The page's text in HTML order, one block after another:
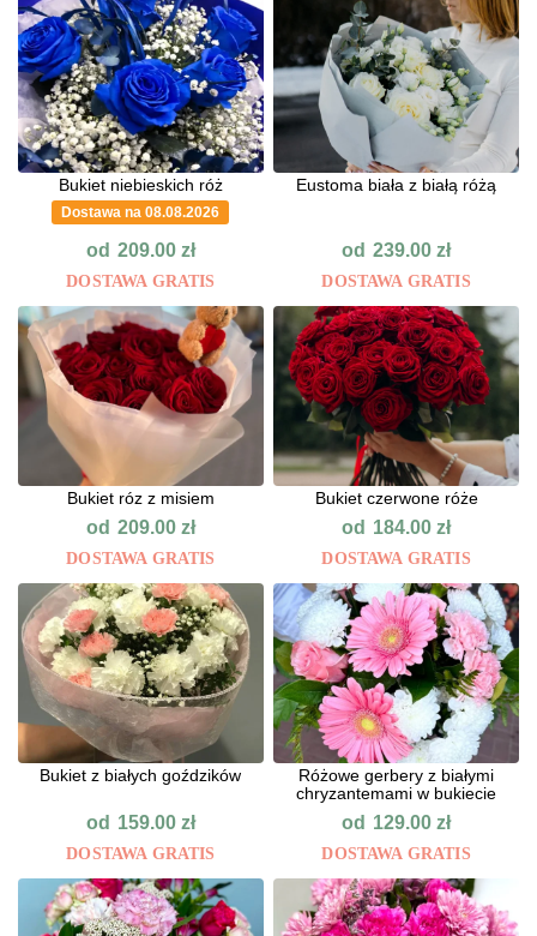
Bukiet niebieskich róż
Dostawa na 08.08.2026
od 209.00 zł
DOSTAWA GRATIS
Eustoma biała z białą różą
od 239.00zł
DOSTAWA GRATIS
Bukiet róz z misiem
od 209.00 zł
DOSTAWA GRATIS
Bukiet czerwone róże
od 184.00zł
DOSTAWA GRATIS
Bukiet z białych goździków
od 159.00 zł
DOSTAWA GRATIS
Różowe gerbery z białymi
chryzantemami w bukiecie
od 129.00zł
DOSTAWA GRATIS